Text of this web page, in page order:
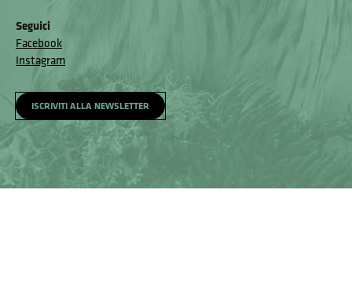
Seguici
Facebook
Instagram
ISCRIVITI ALLA NEWSLETTER